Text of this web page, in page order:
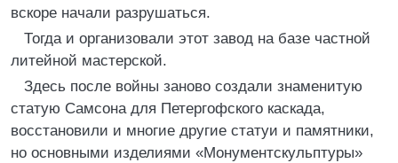
вскоре начали разрушаться.
Тогда и организовали этот завод на базе частной
литейной мастерской.
Здесь после войны заново создали знаменитую
статую Самсона для Петергофского каскада,
восстановили и многие другие статуи и памятники,
но основными изделиями «Монументскульптуры»